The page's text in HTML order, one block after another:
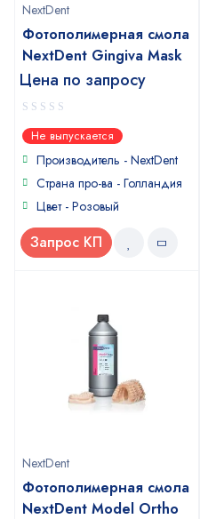
NextDent
Фотополимерная смола
NextDent Gingiva Mask
Цена по запросу
0
out
of
Не выпускается
Производитель - NextDent
Страна про-ва - Голландия
Цвет - Розовый
Запрос КП
NextDent
Фотополимерная смола
NextDent Model Ortho